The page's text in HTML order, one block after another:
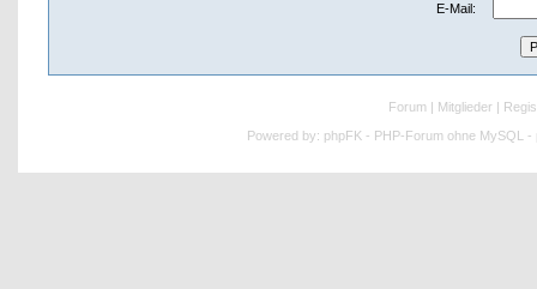
E-Mail:
Forum Mitglieder
Powered by: phpFK - PHP-Forum ohne MySQL -